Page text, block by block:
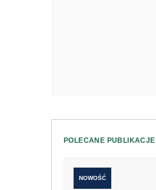
POLECANE PUBLIKACJE
NOWOŚĆ